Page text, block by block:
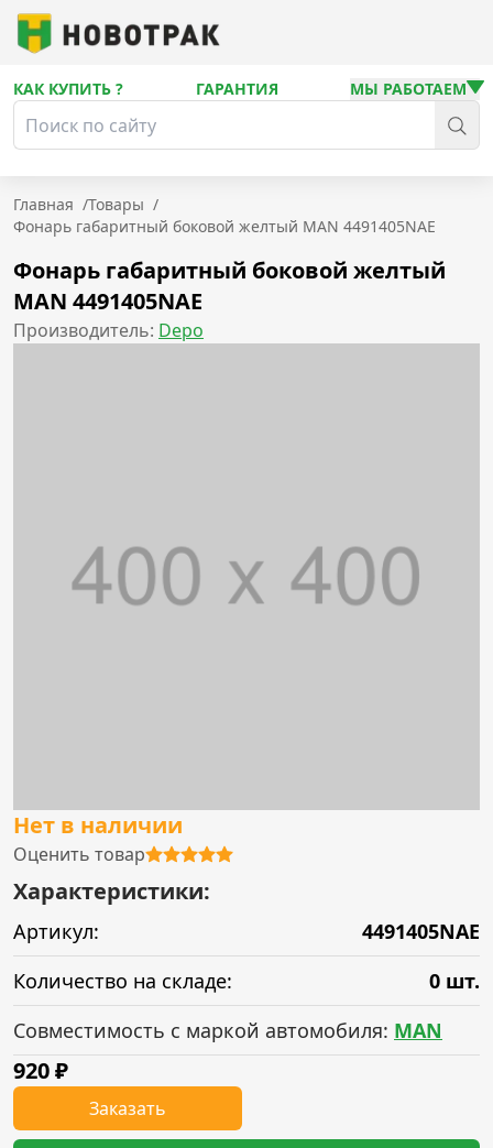
КАК КУПИТЬ ? ГАРАНТИЯ МЫ РАБОТАЕМ
Главная /Товары /
Фонарь габаритный боковой желтый MAN 4491405NAE
Фонарь габаритный боковой желтый
MAN 4491405NAE
Производитель: Depo
Нет в наличии
Оценить товар
Характеристики:
Артикул:
4491405NAE
Количество на складе:
0 шт.
Совместимость с маркой автомобиля: MAN
920₽
Заказать